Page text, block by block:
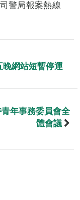
警局報案熱線
網站短暫停運
年事務委員會全
體會議